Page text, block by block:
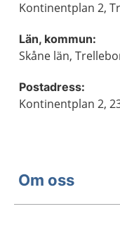
Kontinentplan 2,
Län, kommun:
Skåne län,
Postadress:
Kontinentplan 2,
Om oss